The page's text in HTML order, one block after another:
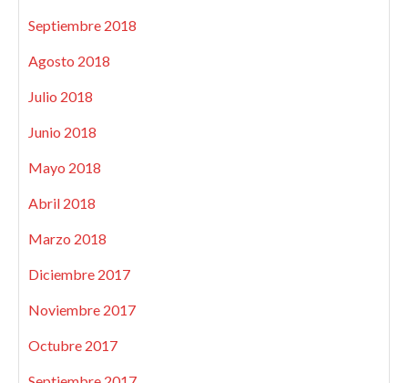
Septiembre 2018
Agosto 2018
Julio 2018
Junio 2018
Mayo 2018
Abril 2018
Marzo 2018
Diciembre 2017
Noviembre 2017
Octubre 2017